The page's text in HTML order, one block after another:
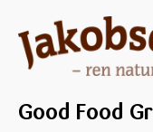
Good Food